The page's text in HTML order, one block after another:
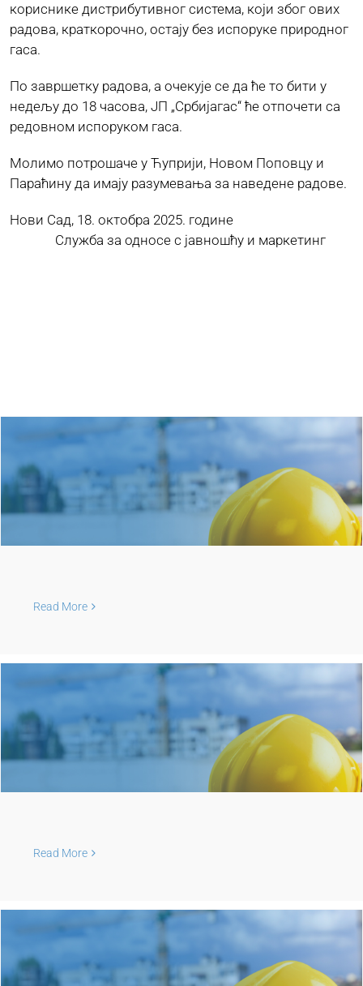
кориснике дистрибутивног система, који због ових
радова, краткорочно, остају без испоруке природног
гаса.
По завршетку радова, а очекује се да ће то бити у
недељу до 18 часова, ЈП „Србијагас“ ће отпочети са
редовном испоруком гаса.
Молимо потрошаче у Ћуприји, Новом Поповцу и
Параћину да имају разумевања за наведене радове.
Нови Сад, 18. октобра 2025. године
Служба за односе с јавношћу и маркетинг
Read More
Read More